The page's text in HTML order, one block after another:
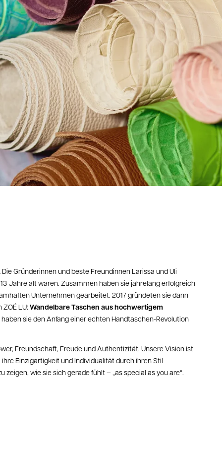
& Mängel
Artikel einen Mangel aufweisen oder beschädigt bei
sein, wende dich bitte an unseren
untershop@zoelu.com.
dazu eine kurze Beschreibung des Mangels sowie
So können wir den Fall schnell prüfen.
Einschätzung erhältst du selbstverständlichein
Retourenlabel von uns, damit du den Artikel
zurücksenden kannst
wende dich bitte an: shop@zoelu.com
Die Gründerinnen und beste Freundinnen Larissa und Uli
Jahre alt waren. Zusammen haben sie jahrelang erfolgreich
Unternehmen gearbeitet. 2017 gründeten sie dann
LU: Wandelbare Taschen aus hochwertigem
sie den Anfang einer echten Handtaschen-Revolution
Freundschaft, Freude und Authentizität. Unsere Vision ist
Einzigartigkeit und Individualität durch ihren Stil
zeigen, wie sie sich gerade fühlt – „as special as you are“.